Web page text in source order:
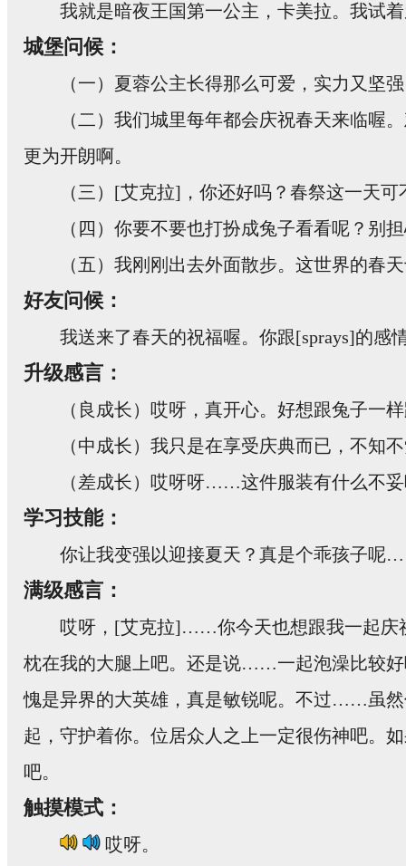
我就是暗夜王国第一公主，卡美拉。我试
城堡问候：
（一）夏蓉公主长得那么可爱，实力又
（二）我们城里每年都会庆祝春天来临
更为开朗啊。
（三）[艾克拉]，你还好吗？春祭这一天
（四）你要不要也打扮成兔子看看呢？别
（五）我刚刚出去外面散步。这世界的
好友问候：
我送来了春天的祝福喔。你跟[sprays]的感
升级感言：
（良成长）哎呀，真开心。好想跟兔子一
（中成长）我只是在享受庆典而已，不知
（差成长）哎呀呀……这件服装有什么不
学习技能：
你让我变强以迎接夏天？真是个乖孩子呢
满级感言：
哎呀，[艾克拉]……你今天也想跟我一起庆
枕在我的大腿上吧。还是说……一起泡澡比较
愧是异界的大英雄，真是敏锐呢。不过……虽
起，守护着你。位居众人之上一定很伤神吧。
吧。
触摸模式：
哎呀。